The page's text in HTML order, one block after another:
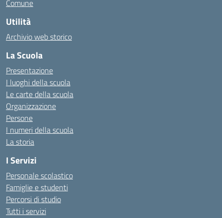
Comune
Utilità
Archivio web storico
La Scuola
Presentazione
I luoghi della scuola
Le carte della scuola
Organizzazione
Persone
I numeri della scuola
La storia
I Servizi
Personale scolastico
Famiglie e studenti
Percorsi di studio
Tutti i servizi